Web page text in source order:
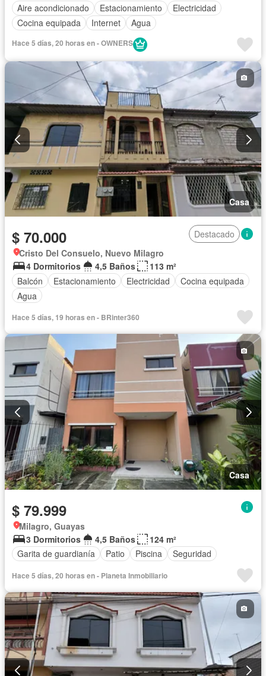
Aire acondicionado
Estacionamiento
Electricidad
Cocina equipada
Internet Agua
Hace 5 días, 20 horas en - OWNERS
Casa
$ 70.000
Destacado
Cristo Del Consuelo, Nuevo Milagro
4 Dormitorios
4,5 Baños
113 m²
Balcón
Estacionamiento Electricidad
Cocina equipada
Agua
Hace 5 días, 19 horas en - BRinter360
Casa
$ 79.999
Milagro, Guayas
3 Dormitorios
4,5 Baños
124 m²
Garita de guardianía
Patio Piscina Seguridad
Hace 5 días, 20 horas en - Planeta Inmobiliario